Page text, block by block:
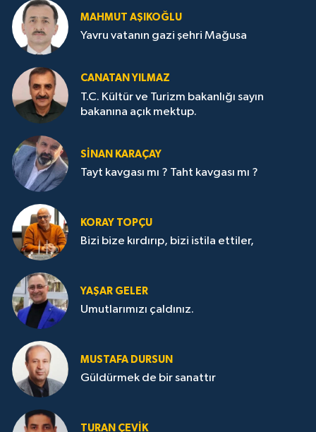
MAHMUT AŞIKOĞLU
Yavru vatanın gazi şehri Mağusa
CANATAN YILMAZ
T.C. Kültür ve Turizm bakanlığı sayın
bakanına açık mektup.
SİNAN KARAÇAY
Tayt kavgası mı ? Taht kavgası mı ?
KORAY TOPÇU
Bizi bize kırdırıp, bizi istila ettiler,
YAŞAR GELER
Umutlarımızı çaldınız.
MUSTAFA DURSUN
Güldürmek de bir sanattır
TURAN ÇEVİK